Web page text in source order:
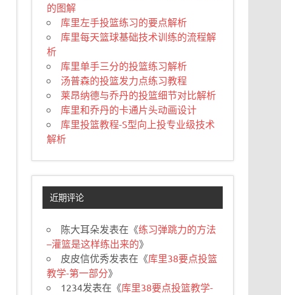
的图解
库里左手投篮练习的要点解析
库里每天篮球基础技术训练的流程解
析
库里单手三分的投篮练习解析
汤普森的投篮发力点练习教程
莱昂纳德与乔丹的投篮细节对比解析
库里和乔丹的卡通片头动画设计
库里投篮教程-S型向上投专业级技术
解析
近期评论
陈大耳朵发表在《练习弹跳力的方法
–灌篮是这样练出来的》
皮皮信优秀发表在《库里38要点投篮
教学-第一部分》
1234发表在《库里38要点投篮教学-